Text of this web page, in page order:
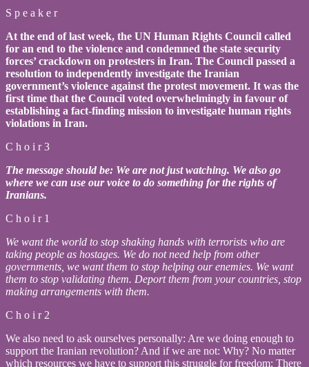
S p e a k e r
At the end of last week, the UN Human Rights Council called
for an end to the violence and condemned the state security
forces’ crackdown on protesters in Iran. The Council passed a
resolution to independently investigate the Iranian
government’s violence against the protest movement. It was the
first time that the Council voted overwhelmingly in favour of
establishing a fact-finding mission to investigate human rights
violations in Iran.
C h o i r 3
The message should be: We are not just watching. We also go
where we can use our voice to do something for the rights of
Iranians.
C h o i r 1
We want the world to stop shaking hands with terrorists who are
taking people as hostages. We do not need help from other
governments, we want them to stop helping our enemies. We want
them to stop validating them. Deport them from your countries, stop
making arrangements with them.
C h o i r 2
We also need to ask ourselves personally: Are we doing enough to
support the Iranian revolution? And if we are not: Why? No matter
which resources we have to support this struggle for freedom: There